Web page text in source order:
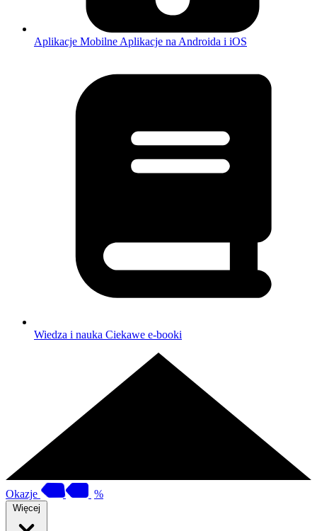
Aplikacje Mobilne Aplikacje na Androida i iOS
Wiedza i nauka Ciekawe e-booki
Okazje %
Więcej